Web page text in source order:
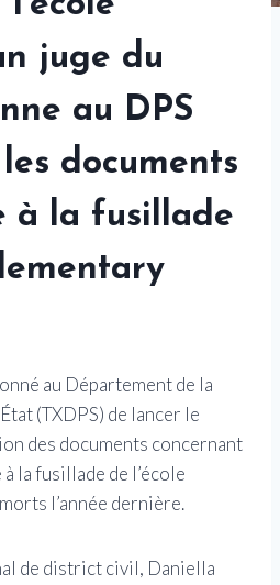
juge du
au DPS
documents
à la fusillade
au Département de la
(TXDPS) de lancer le
des documents concernant
la fusillade de l’école
l’année dernière.
de district civil, Daniella